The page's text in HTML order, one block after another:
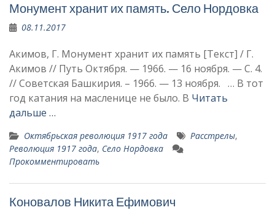
Монумент хранит их память. Село Нордовка
08.11.2017
Акимов, Г. Монумент хранит их память [Текст] / Г.
Акимов // Путь Октября. — 1966. — 16 ноября. — С. 4.
// Советская Башкирия. – 1966. — 13 ноября. … В тот
год катания на масле­нице не было. В Читать
дальше …
Октябрьская революция 1917 года Расстрелы,
Революция 1917 года, Село Нордовка
Прокомментировать
Коновалов Никита Ефимович